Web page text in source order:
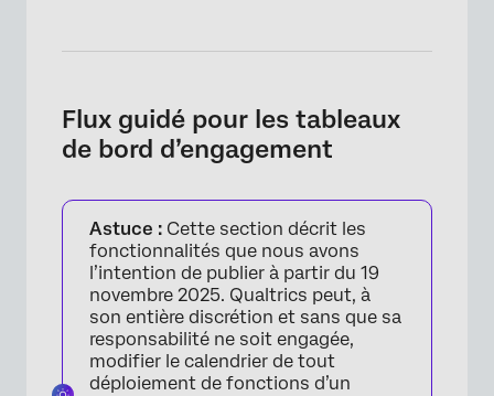
Flux guidé pour les tableaux
de bord d’engagement
Astuce : Cette section décrit les
fonctionnalités que nous avons
l’intention de publier à partir du 19
novembre 2025. Qualtrics peut, à
son entière discrétion et sans que sa
responsabilité ne soit engagée,
modifier le calendrier de tout
déploiement de fonctions d’un